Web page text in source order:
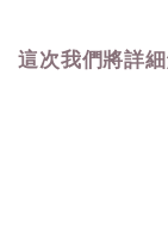
這次我們將詳